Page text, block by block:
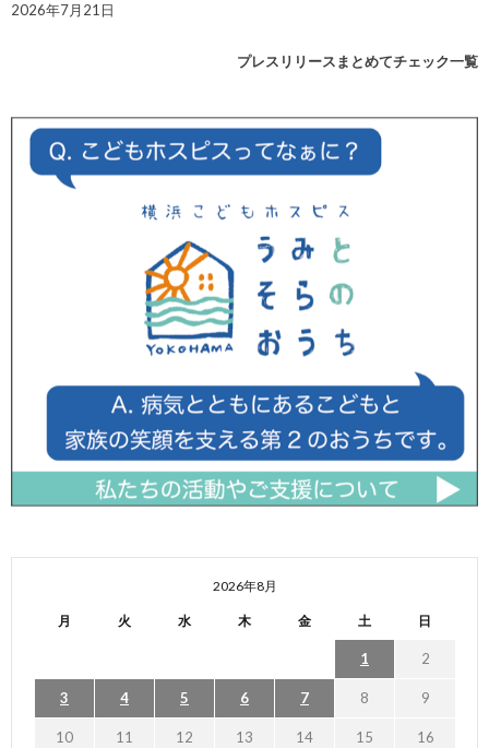
2026年7月21日
プレスリリースまとめてチェック一覧
2026年8月
月 火 水 木 金 土 日
1 2
3 4 5 6 7 8 9
10 11 12 13 14 15 16